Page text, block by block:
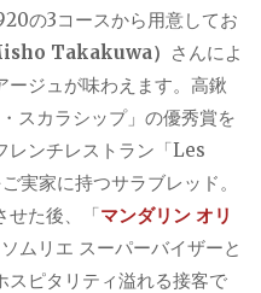
の3コースから用意してお
Takakuwa） さんによ
ージュが味わえます。高鍬
スカラシップ」の優秀賞を
レンチレストラン「Les
家に持つサラブレッド。
せた後、「マンダリン オリ
ムリエ スーパーバイザーと
スピタリティ溢れる接客で